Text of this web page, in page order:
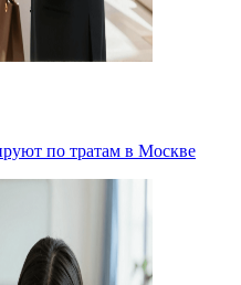
по тратам в Москве